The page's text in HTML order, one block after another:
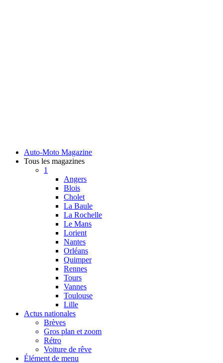
Auto-Moto Magazine
Tous les magazines
1
Angers
Blois
Cholet
La Baule
La Rochelle
Le Mans
Lorient
Nantes
Orléans
Quimper
Rennes
Tours
Vannes
Toulouse
Lille
Actus nationales
Brèves
Gros plan et zoom
Rétro
Voiture de rêve
Élément de menu